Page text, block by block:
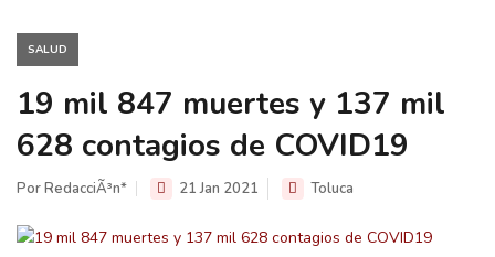
SALUD
19 mil 847 muertes y 137 mil
628 contagios de COVID19
Por RedacciÃ³n* 21 Jan 2021 Toluca